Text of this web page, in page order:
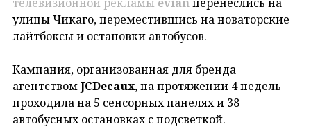
улицы Чикаго, переместившись на новаторские
лайтбоксы и остановки автобусов.
Кампания, организованная для бренда
агентствомJCDecaux, на протяжении 4 недель
проходила на 5 сенсорных панелях и 38
автобусных остановках с подсветкой.